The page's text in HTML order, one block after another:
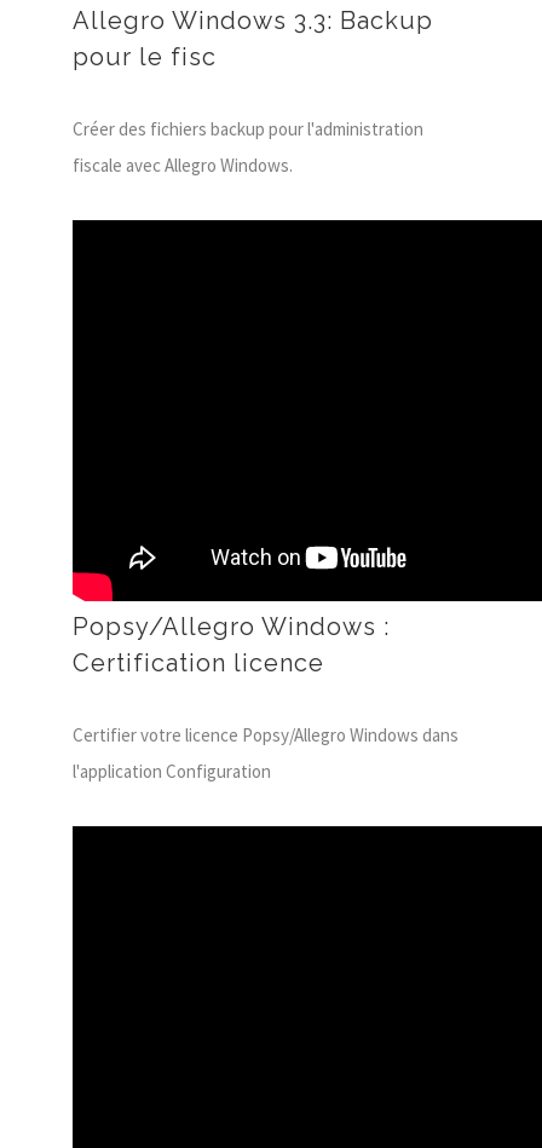
Allegro Windows 3.3: Backup
pour le fisc
Créer des fichiers backup pour l'administration
fiscale avec Allegro Windows.
Popsy/Allegro Windows :
Certification licence
Certifier votre licence Popsy/Allegro Windows dans
l'application Configuration